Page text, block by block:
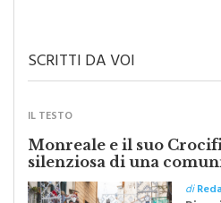
SCRITTI DA VOI
IL TESTO
Monreale e il suo
silenziosa di una